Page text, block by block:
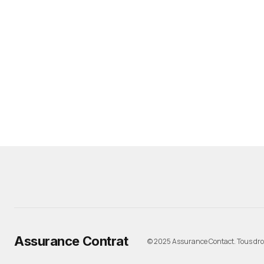
Assurance Contrat © 2025 Assurance Contact. Tous